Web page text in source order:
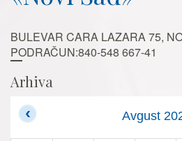
BULEVAR CARA LAZARA 75,
PODRAČUN:840-548 667-41
Arhiva
Avgust